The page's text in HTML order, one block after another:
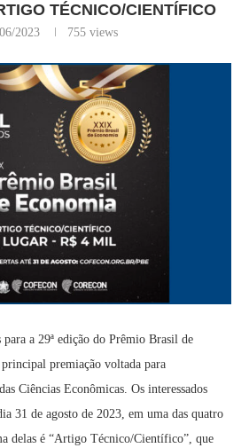
TÉCNICO/CIENTÍFICO
2023 755 views
para a 29ª edição do Prêmio Brasil de
premiação voltada para
Ciências Econômicas. Os interessados
31 de agosto de 2023, em uma das quatro
delas é “Artigo Técnico/Científico”, que